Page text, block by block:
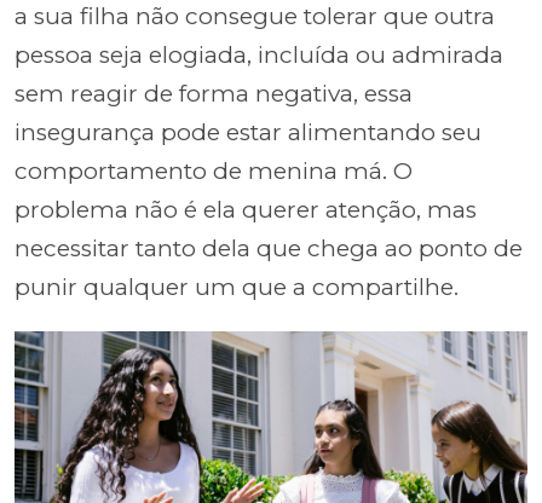
a sua filha não consegue tolerar que outra
pessoa seja elogiada, incluída ou admirada
sem reagir de forma negativa, essa
insegurança pode estar alimentando seu
comportamento de menina má. O
problema não é ela querer atenção, mas
necessitar tanto dela que chega ao ponto de
punir qualquer um que a compartilhe.